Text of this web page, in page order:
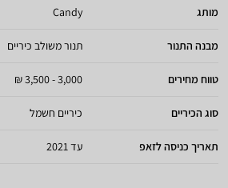
מותג Candy
מבנה התנור תנור משולב כיריים
טווח מחירים 3,000 - 3,500 ₪
סוג הכיריים כיריים חשמל
תאריך כניסה לזאפ עד 2021